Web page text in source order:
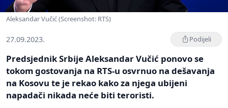
Aleksandar Vučić (Screenshot: RTS)
27.09.2023. Podijeli
Predsjednik Srbije Aleksandar Vučić ponovo se
tokom gostovanja na RTS-u osvrnuo na dešavanja
na Kosovu te je rekao kako za njega ubijeni
napadači nikada neće biti teroristi.